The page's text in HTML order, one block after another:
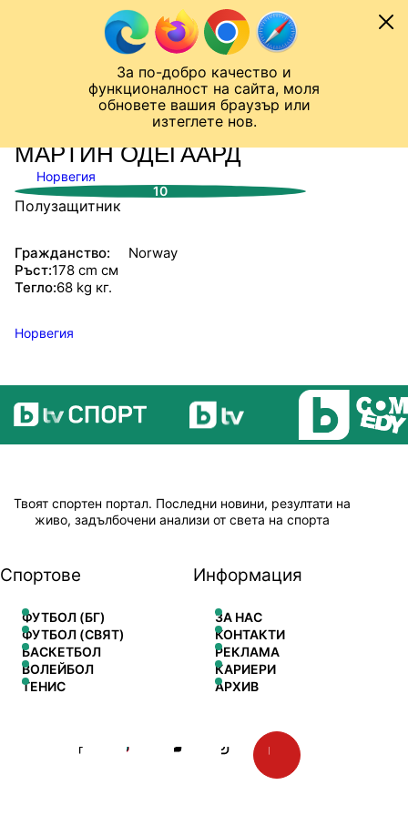
За по-добро качество и
функционалност на сайта, моля
обновете вашия браузър или
изтеглете нов.
Към съдържанието
Лига на Конференциите
СТАТИСТИКИ
МАРТИН ОДЕГААРД
Норвегия
10
Полузащитник
Гражданство:
Norway
Ръст:178 cm см
Тегло:68 kg кг.
Норвегия
Твоят спортен портал. Последни новини, резултати на
живо, задълбочени анализи от света на спорта
Спортове
ФУТБОЛ (БГ)
ФУТБОЛ (СВЯТ)
БАСКЕТБОЛ
ВОЛЕЙБОЛ
ТЕНИС
Информация
ЗА НАС
КОНТАКТИ
РЕКЛАМА
КАРИЕРИ
АРХИВ